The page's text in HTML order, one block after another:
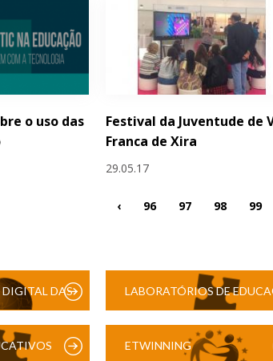
o uso das
Festival da Juventude de
Franca de Xira
29.05.17
‹ 96 97 98 99
DAS LABORATÓRIOS DE
ETWINNING